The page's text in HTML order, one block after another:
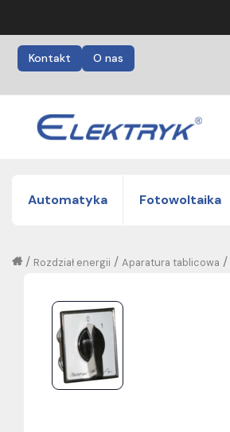
Kontakt O nas
Automatyka Fotowoltaika
/
Aparatura tablicowa
/
Rozdział energii
/